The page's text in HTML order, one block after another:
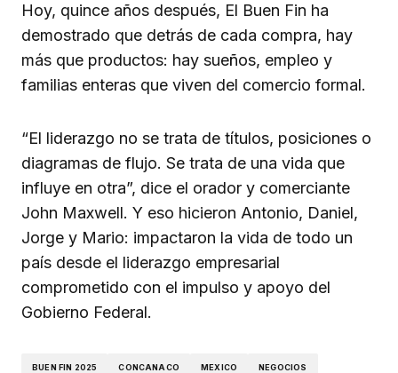
Hoy, quince años después, El Buen Fin ha
demostrado que detrás de cada compra, hay
más que productos: hay sueños, empleo y
familias enteras que viven del comercio formal.
“El liderazgo no se trata de títulos, posiciones o
diagramas de flujo. Se trata de una vida que
influye en otra”, dice el orador y comerciante
John Maxwell. Y eso hicieron Antonio, Daniel,
Jorge y Mario: impactaron la vida de todo un
país desde el liderazgo empresarial
comprometido con el impulso y apoyo del
Gobierno Federal.
BUEN FIN 2025 CONCANACO MEXICO NEGOCIOS